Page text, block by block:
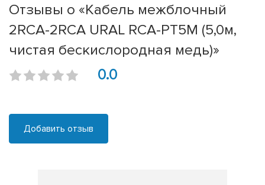
Отзывы о «Кабель межблочный
2RCA-2RCA URAL RCA-PT5M (5,0м,
чистая бескислородная медь)»
0.0
Добавить отзыв